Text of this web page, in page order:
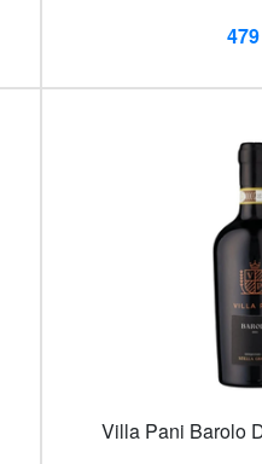
Villa Pani Barolo